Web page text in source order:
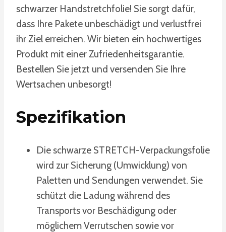
schwarzer Handstretchfolie! Sie sorgt dafür,
dass Ihre Pakete unbeschädigt und verlustfrei
ihr Ziel erreichen. Wir bieten ein hochwertiges
Produkt mit einer Zufriedenheitsgarantie.
Bestellen Sie jetzt und versenden Sie Ihre
Wertsachen unbesorgt!
Spezifikation
Die schwarze STRETCH-Verpackungsfolie
wird zur Sicherung (Umwicklung) von
Paletten und Sendungen verwendet. Sie
schützt die Ladung während des
Transports vor Beschädigung oder
möglichem Verrutschen sowie vor